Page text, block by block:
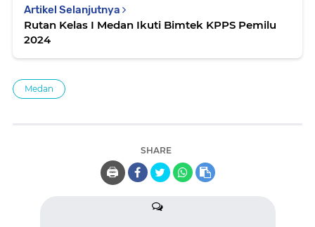
Artikel Selanjutnya
Rutan Kelas I Medan Ikuti Bimtek KPPS Pemilu
2024
Medan
SHARE
🖨️